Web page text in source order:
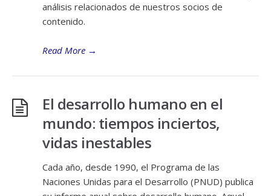
análisis relacionados de nuestros socios de
contenido.
Read More →
El desarrollo humano en el
mundo: tiempos inciertos,
vidas inestables
Cada año, desde 1990, el Programa de las
Naciones Unidas para el Desarrollo (PNUD) publica